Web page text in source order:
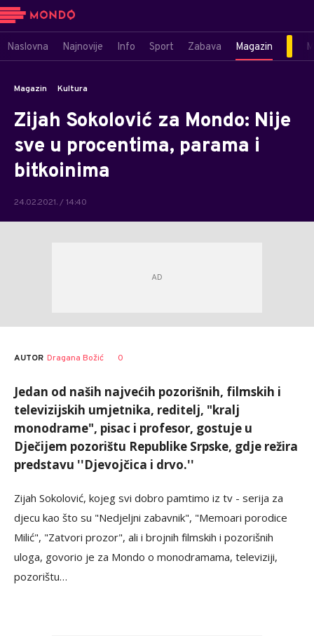
Naslovna Najnovije Info Sport Zabava Magazin
Magazin Kultura
Zijah Sokolović za Mondo: Nije
sve u procentima, parama i
bitkoinima
24.02.2021. / 14:40
AUTOR Dragana Božić 0
Jedan od naših najvećih pozorišnih, filmskih i
televizijskih umjetnika, reditelj, "kralj
monodrame", pisac i profesor, gostuje u
Dječijem pozorištu Republike Srpske, gdje režira
predstavu ''Djevojčica i drvo.''
Zijah Sokolović, kojeg svi dobro pamtimo iz tv - serija za
djecu kao što su "Nedjeljni zabavnik", "Memoari porodice
Milić", "Zatvori prozor", ali i brojnih filmskih i pozorišnih
uloga, govorio je za Mondo o monodramama, televiziji,
pozorištu…